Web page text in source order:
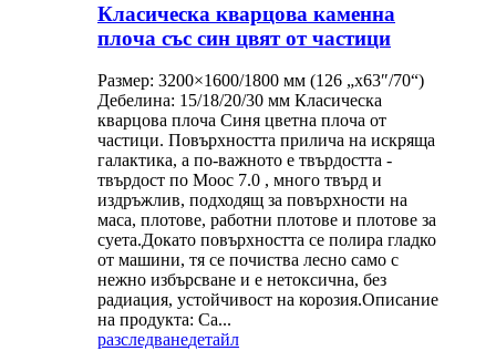
Класическа кварцова каменна
плоча със син цвят от частици
Размер: 3200×1600/1800 мм (126 „x63″/70“)
Дебелина: 15/18/20/30 мм Класическа
кварцова плоча Синя цветна плоча от
частици. Повърхността прилича на искряща
галактика, а по-важното е твърдостта -
твърдост по Моос 7.0 , много твърд и
издръжлив, подходящ за повърхности на
маса, плотове, работни плотове и плотове за
суета.Докато повърхността се полира гладко
от машини, тя се почиства лесно само с
нежно избърсване и е нетоксична, без
радиация, устойчивост на корозия.Описание
на продукта: Ca...
разследванедетайл